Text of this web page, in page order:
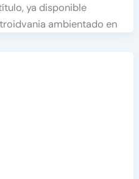
ya disponible
ambientado en